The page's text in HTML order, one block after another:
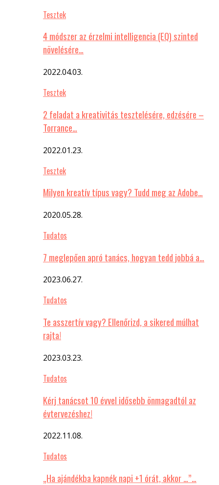
Tesztek
4 módszer az érzelmi intelligencia (EQ) szinted
növelésére…
2022.04.03.
Tesztek
2 feladat a kreativitás tesztelésére, edzésére –
Torrance…
2022.01.23.
Tesztek
Milyen kreatív típus vagy? Tudd meg az Adobe…
2020.05.28.
Tudatos
7 meglepően apró tanács, hogyan tedd jobbá a…
2023.06.27.
Tudatos
Te asszertív vagy? Ellenőrizd, a sikered múlhat
rajta!
2023.03.23.
Tudatos
Kérj tanácsot 10 évvel idősebb önmagadtól az
évtervezéshez!
2022.11.08.
Tudatos
„Ha ajándékba kapnék napi +1 órát, akkor …”…